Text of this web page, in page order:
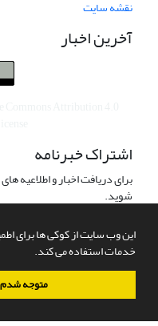
این وب سایت از کوکی ها برای
خدمات استفاده می کند.
متوجه شدم
نقشه سایت
آخرین اخبار
اشتراک خبرنامه
برای دریافت اخبار و اطلاعیه
شوید.
سامانه مدیریت نشریات علمی.